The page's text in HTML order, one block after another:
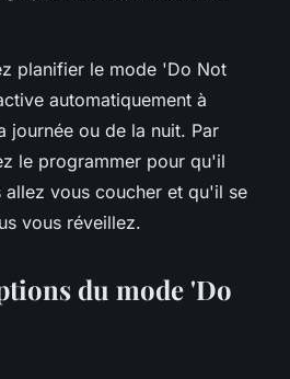
planifier le mode 'Do Not
automatiquement à
journée ou de la nuit. Par
le programmer pour qu'il
vous coucher et qu'il se
vous réveillez.
du mode 'Do